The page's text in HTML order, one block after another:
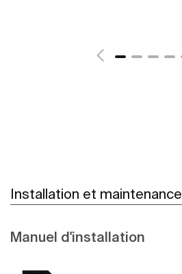
Installation et maintenance
Manuel d'installation